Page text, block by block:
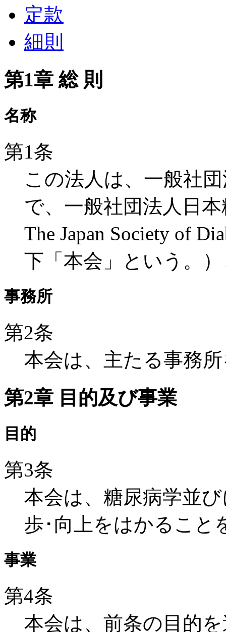
定款
細則
第1章 総 則
名称
第1条
この法人は、一般社
で、一般社団法人日
The Japan Society of
下「本会」という。
事務所
第2条
本会は、主たる事務
第2章 目的及び事業
目的
第3条
本会は、糖尿病学並
歩･向上をはかること
事業
第4条
本会は、前条の目的